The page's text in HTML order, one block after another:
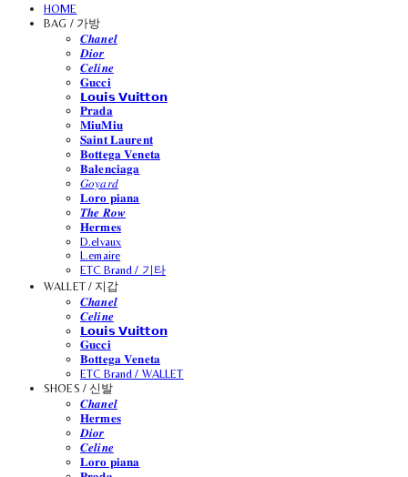
HOME
BAG / 가방
𝑪𝒉𝒂𝒏𝒆𝒍
𝑫𝒊𝒐𝒓
𝑪𝒆𝒍𝒊𝒏𝒆
𝐆𝐮𝐜𝐜𝐢
𝗟𝗼𝘂𝗶𝘀 𝗩𝘂𝗶𝘁𝘁𝗼𝗻
𝐏𝐫𝐚𝐝𝐚
𝐌𝐢𝐮𝐌𝐢𝐮
𝐒𝐚𝐢𝐧𝐭 𝐋𝐚𝐮𝐫𝐞𝐧𝐭
𝐁𝐨𝐭𝐭𝐞𝐠𝐚 𝐕𝐞𝐧𝐞𝐭𝐚
𝐁𝐚𝐥𝐞𝐧𝐜𝐢𝐚𝐠𝐚
𝐺𝑜𝑦𝑎𝑟𝑑
𝐋𝐨𝐫𝐨 𝐩𝐢𝐚𝐧𝐚
𝑻𝒉𝒆 𝑹𝒐𝒘
𝐇𝐞𝐫𝐦𝐞𝐬
D.elvaux
L.emaire
ETC Brand / 기타
WALLET / 지갑
𝑪𝒉𝒂𝒏𝒆𝒍
𝑪𝒆𝒍𝒊𝒏𝒆
𝗟𝗼𝘂𝗶𝘀 𝗩𝘂𝗶𝘁𝘁𝗼𝗻
𝐆𝐮𝐜𝐜𝐢
𝐁𝐨𝐭𝐭𝐞𝐠𝐚 𝐕𝐞𝐧𝐞𝐭𝐚
ETC Brand / WALLET
SHOES / 신발
𝑪𝒉𝒂𝒏𝒆𝒍
𝐇𝐞𝐫𝐦𝐞𝐬
𝑫𝒊𝒐𝒓
𝑪𝒆𝒍𝒊𝒏𝒆
𝐋𝐨𝐫𝐨 𝐩𝐢𝐚𝐧𝐚